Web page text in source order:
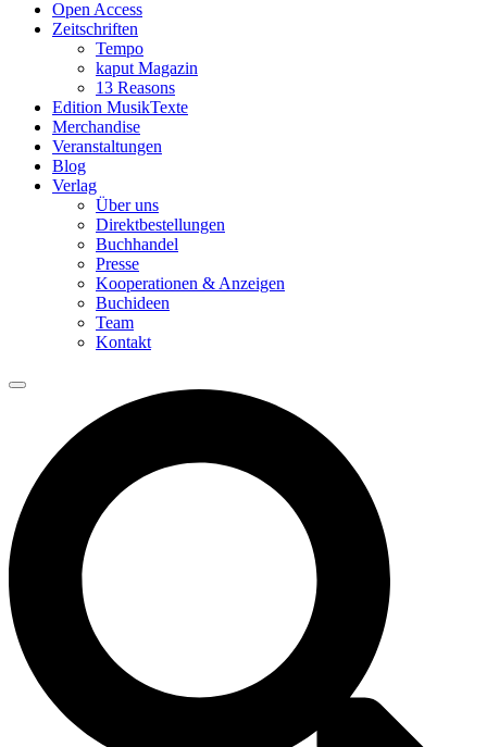
Open Access
Zeitschriften
Tempo
kaput Magazin
13 Reasons
Edition MusikTexte
Merchandise
Veranstaltungen
Blog
Verlag
Über uns
Direktbestellungen
Buchhandel
Presse
Kooperationen & Anzeigen
Buchideen
Team
Kontakt